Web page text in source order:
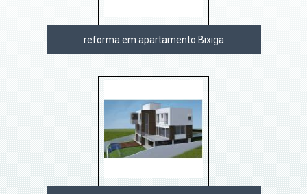
reforma em apartamento Bixiga